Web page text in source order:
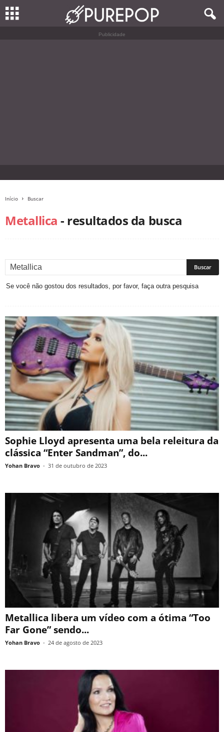
Publicidade
Início Buscar
Metallica - resultados da busca
Se você não gostou dos resultados, por favor, faça outra pesquisa
Sophie Lloyd apresenta uma bela releitura da
clássica “Enter Sandman”, do...
Yohan Bravo - 31 de outubro de 2023
Metallica libera um vídeo com a ótima “Too
Far Gone” sendo...
Yohan Bravo - 24 de agosto de 2023